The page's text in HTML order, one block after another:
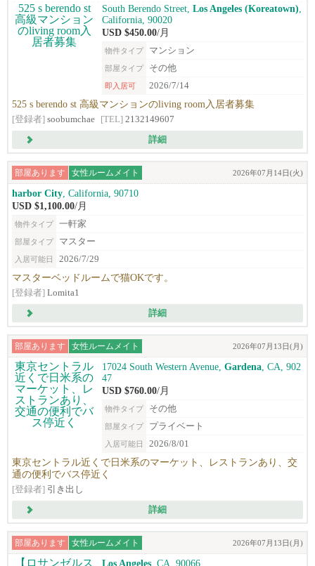
South Berendo Street, Los Angeles (Koreatown)
California, 90020
USD $450.00/月
物件タイプ マンション
部屋タイプ その他
即入居可 2026/7/14
525 s berendo st 高級マンションのliving room入居者募集
[登録者] soobumchae [TEL] 2132149607
詳細
部屋あります 女性ルームメイト 2026年07月14日(火)
harbor City , California, 90710
USD $1,100.00/月
物件タイプ 一軒家
部屋タイプ マスター
入居可能日 2026/7/29
マスターベッドルームで猫OKです。
[登録者] Lomita1
詳細
部屋あります 女性ルームメイト 2026年07月13日(月)
17024 South Western Avenue, Gardena , CA, 902
47
USD $760.00/月
物件タイプ その他
部屋タイプ プライベート
入居可能日 2026/8/01
東京セントラル近くで日米系のマーケット、レストランあり、交
通の便利でバス停近く
[登録者] 引き出し
詳細
部屋あります 女性ルームメイト 2026年07月13日(月)
Los Angeles , CA, 90066